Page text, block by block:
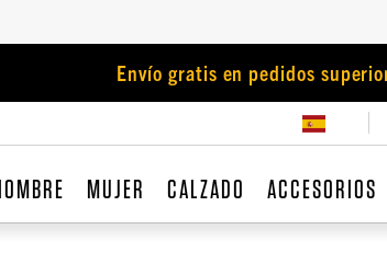
Envío gratis en pedidos
MUJER CALZADO ACCESORIOS